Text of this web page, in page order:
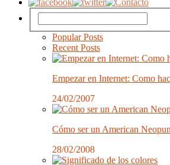
Popular Posts
Recent Posts
Empezar en Internet: Como
24/02/2007
Cómo ser un American
28/02/2008